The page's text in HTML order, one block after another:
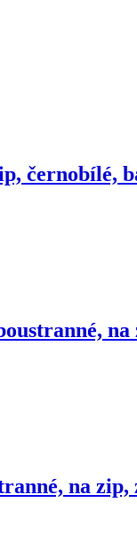
černobílé,
na zip,